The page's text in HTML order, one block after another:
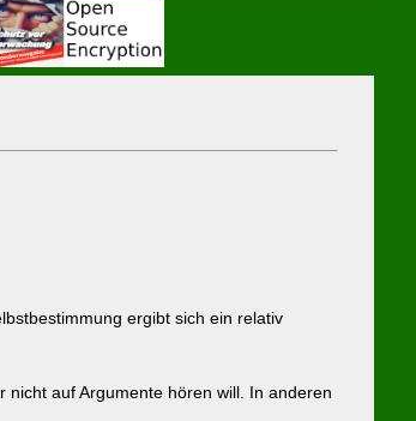
ergibt sich ein relativ
auf Argumente hören will. In anderen